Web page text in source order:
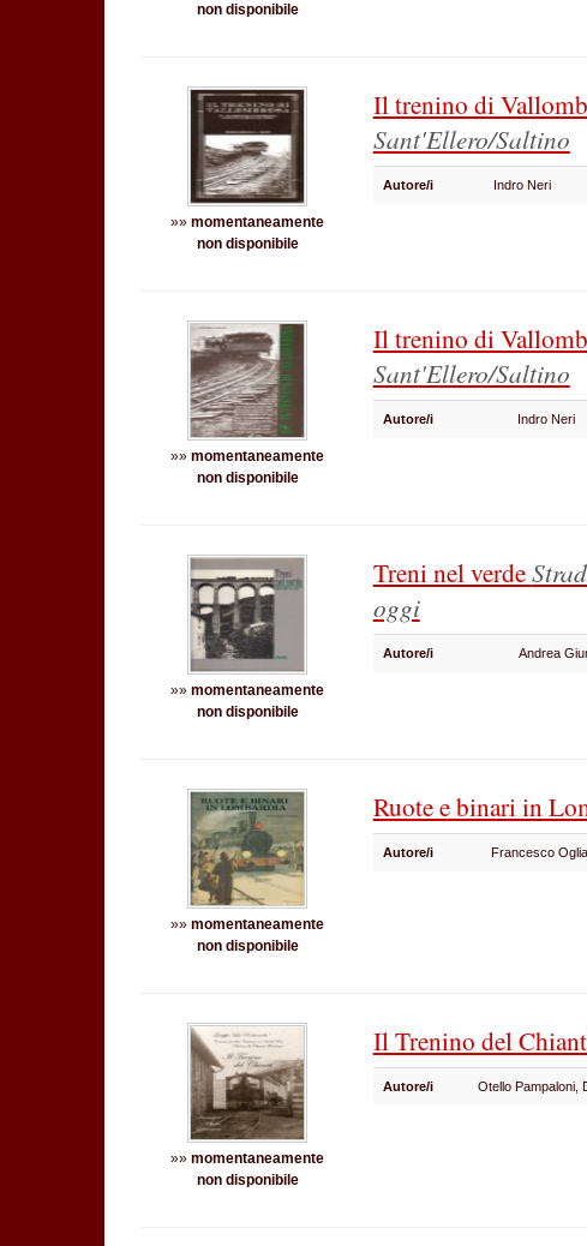
non disponibile
»»momentaneamente
non disponibile
Il trenino di
Sant'Ellero/Saltino
Autore/i Indro Neri
»»momentaneamente
non disponibile
Il trenino di
Sant'Ellero/Saltino
Autore/i Indro Neri
»»momentaneamente
non disponibile
Treni nel verde
oggi
Autore/i Andrea
»»momentaneamente
non disponibile
Ruote e binari in
Autore/i Francesco
»»momentaneamente
non disponibile
Il Trenino del
Autore/i Otello Pampaloni,